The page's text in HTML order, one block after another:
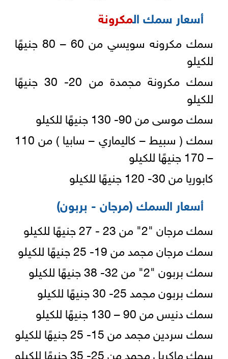
أسعار سمك المكرونة
سمك مكرونه سويسي من 60 – 80 جنيهًا
للكيلو
سمك مكرونة مجمدة من 20- 30 جنيهًا
للكيلو
سمك موسى من 90- 130 جنيهًا للكيلو
سمك ( سبيط – كاليماري – سابيا ) من 110
– 170 جنيهًا للكيلو
كابوريا من 30- 120 جنيهًا للكيلو
أسعار السمك (مرجان - بربون)
سمك مرجان "2" من 23 - 27 جنيهًا للكيلو
سمك مرجان مجمد من 19- 25 جنيهًا للكيلو
سمك بربون "2" من 32- 38 جنيهًا للكيلو
سمك بربون مجمد 25- 30 جنيهًا للكيلو
سمك دنيس من 90 – 130 جنيهًا للكيلو
سمك سردين مجمد من 15- 25 جنيهًا للكيلو
سمك ماكريل مجمد من 25- 35 جنيهًا للكيلو